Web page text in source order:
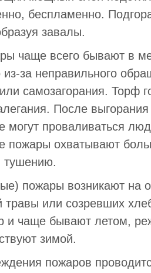
беспламенно.
завалы.
чаще всего бывают в
за неправильного
самозагорания. Торф
После
могут проваливаться
пожары охватывают
тушению.
пожары возникают на
травы или созревших
и чаще бывают летом,
зимой.
пожаров